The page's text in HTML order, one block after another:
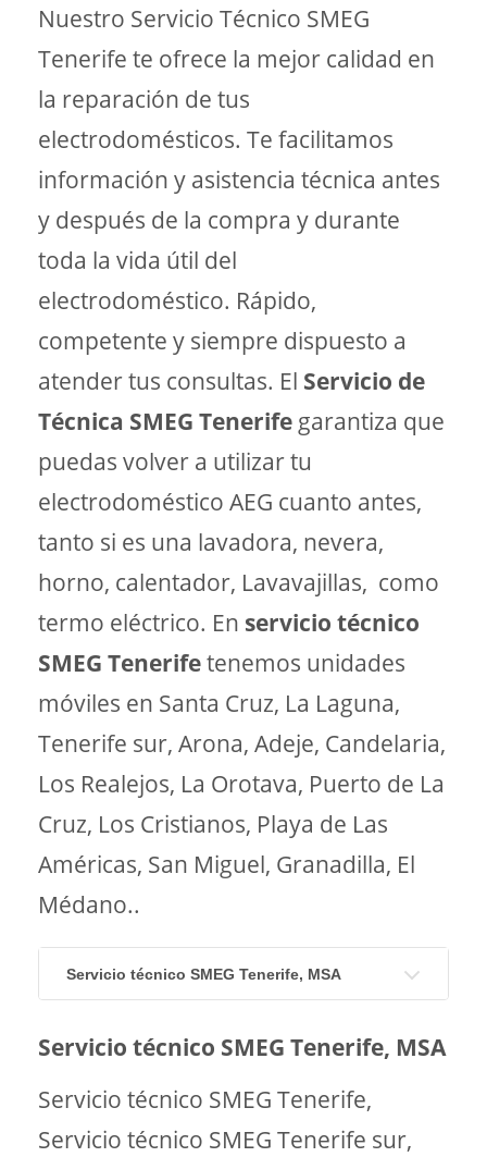
Nuestro Servicio Técnico SMEG
Tenerife te ofrece la mejor calidad en
la reparación de tus
electrodomésticos. Te facilitamos
información y asistencia técnica antes
y después de la compra y durante
toda la vida útil del
electrodoméstico. Rápido,
competente y siempre dispuesto a
atender tus consultas. El Servicio de
Técnica SMEG Tenerife garantiza que
puedas volver a utilizar tu
electrodoméstico AEG cuanto antes,
tanto si es una lavadora, nevera,
horno, calentador, Lavavajillas, como
termo eléctrico. En servicio técnico
SMEG Tenerifetenemos unidades
móviles en Santa Cruz, La Laguna,
Tenerife sur, Arona, Adeje, Candelaria,
Los Realejos, La Orotava, Puerto de La
Cruz, Los Cristianos, Playa de Las
Américas, San Miguel, Granadilla, El
Médano..
Servicio técnico SMEG Tenerife, MSA
Servicio técnico SMEG Tenerife, MSA
Servicio técnico SMEG Tenerife,
Servicio técnico SMEG Tenerife sur,